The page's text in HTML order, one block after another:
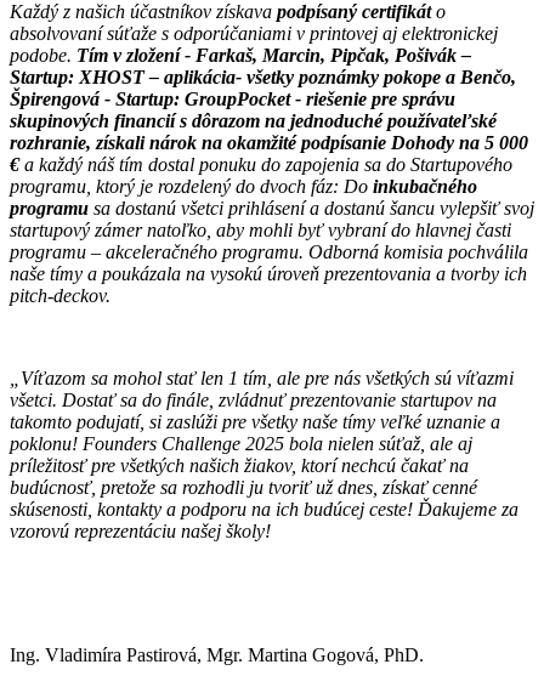
Každý z našich účastníkov získava podpísaný certifikáto
absolvovaní súťaže s odporúčaniami v printovej aj elektronickej
podobe. Tím v zložení - Farkaš, Marcin, Pipčak, Pošivák –
Startup: XHOST – aplikácia- všetky poznámky pokope a Benčo,
Špirengová - Startup: GroupPocket - riešenie pre správu
skupinových financií s dôrazom na jednoduché používateľské
rozhranie, získali nárok na okamžité podpísanie Dohody na 5 000
€a každý náš tím dostal ponuku do zapojenia sa do Startupového
programu, ktorý je rozdelený do dvoch fáz: Do inkubačného
programu sa dostanú všetci prihlásení a dostanú šancu vylepšiť svoj
startupový zámer natoľko, aby mohli byť vybraní do hlavnej časti
programu – akceleračného programu. Odborná komisia pochválila
naše tímy a poukázala na vysokú úroveň prezentovania a tvorby ich
pitch-deckov.
„Víťazom sa mohol stať len 1 tím, ale pre nás všetkých sú víťazmi
všetci. Dostať sa do finále, zvládnuť prezentovanie startupov na
takomto podujatí, si zaslúži pre všetky naše tímy veľké uznanie a
poklonu! Founders Challenge 2025 bola nielen súťaž, ale aj
príležitosť pre všetkých našich žiakov, ktorí nechcú čakať na
budúcnosť, pretože sa rozhodli ju tvoriť už dnes, získať cenné
skúsenosti, kontakty a podporu na ich budúcej ceste! Ďakujeme za
vzorovú reprezentáciu našej školy!
Ing. Vladimíra Pastirová, Mgr. Martina Gogová, PhD.